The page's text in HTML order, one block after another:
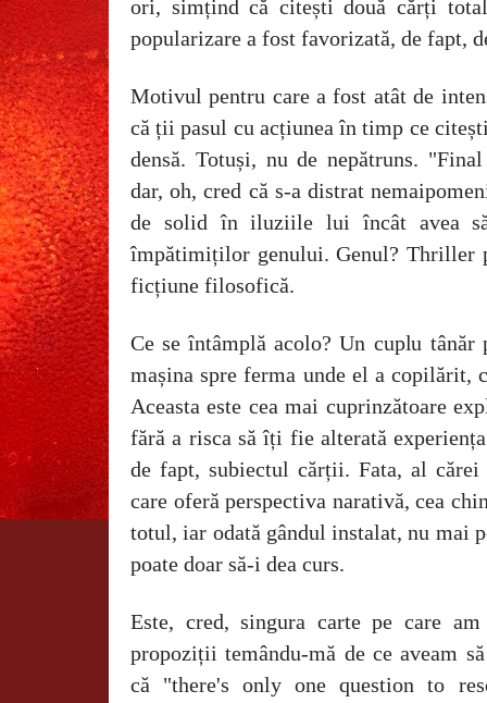
ori, simțind că citești două cărți
popularizare a fost favorizată, de fapt,
Motivul pentru care a fost atât de
că ții pasul cu acțiunea în timp ce
densă. Totuși, nu de nepătruns.
dar, oh, cred că s-a distrat
de solid în iluziile lui încât avea să
împătimiților genului. Genul? Thriller
ficțiune filosofică.
Ce se întâmplă acolo? Un cuplu tânăr
mașina spre ferma unde el a copilărit,
Aceasta este cea mai cuprinzătoare
fără a risca să îți fie alterată
de fapt, subiectul cărții. Fata, al
care oferă perspectiva narativă, cea
totul, iar odată gândul instalat, nu mai
poate doar să-i dea curs.
Este, cred, singura carte pe care
propoziții temându-mă de ce aveam
că "there's only one question to